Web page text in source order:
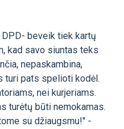
beveik tiek kartų
kad savo siuntas teks
nepaskambina,
turi pats spelioti kodėl.
nei kurjeriams.
turėtų būti nemokamas.
su džiaugsmu!" -